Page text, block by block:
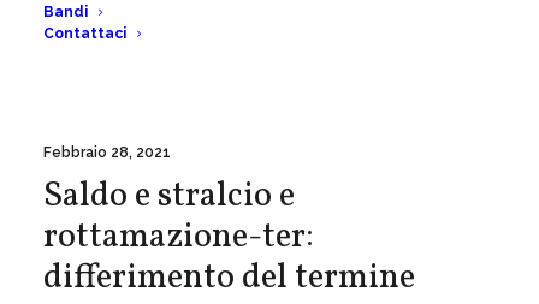
Bandi
Contattaci
Febbraio 28, 2021
Saldo e stralcio e
rottamazione-ter:
differimento del termine